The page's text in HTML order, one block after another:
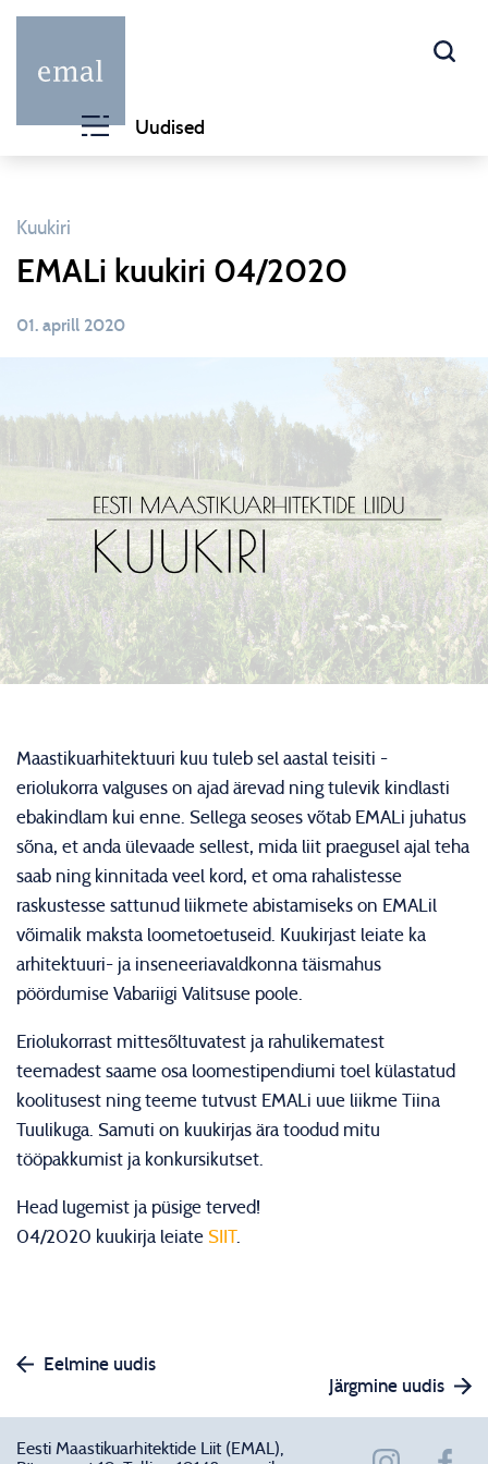
Uudised
Kuukiri
EMALi kuukiri 04/2020
01. aprill 2020
Maastikuarhitektuuri kuu tuleb sel aastal teisiti -
eriolukorra valguses on ajad ärevad ning tulevik kindlasti
ebakindlam kui enne. Sellega seoses võtab EMALi juhatus
sõna, et anda ülevaade sellest, mida liit praegusel ajal teha
saab ning kinnitada veel kord, et oma rahalistesse
raskustesse sattunud liikmete abistamiseks on EMALil
võimalik maksta loometoetuseid. Kuukirjast leiate ka
arhitektuuri- ja inseneeriavaldkonna täismahus
pöördumise Vabariigi Valitsuse poole.
Eriolukorrast mittesõltuvatest ja rahulikematest
teemadest saame osa loomestipendiumi toel külastatud
koolitusest ning teeme tutvust EMALi uue liikme Tiina
Tuulikuga. Samuti on kuukirjas ära toodud mitu
tööpakkumist ja konkursikutset.
Head lugemist ja püsige terved!
04/2020 kuukirja leiate SIIT.
Eelmine uudis
Järgmine uudis
Eesti Maastikuarhitektide Liit (EMAL),